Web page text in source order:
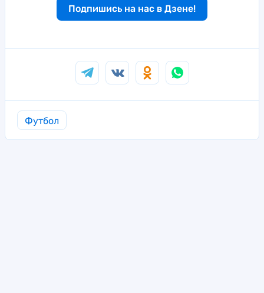
Подпишись на нас в Дзене!
Футбол